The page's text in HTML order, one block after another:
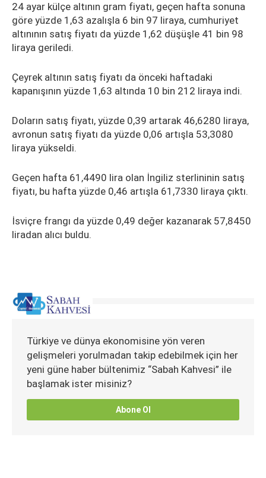
24 ayar külçe altının gram fiyatı, geçen hafta sonuna
göre yüzde 1,63 azalışla 6 bin 97 liraya, cumhuriyet
altınının satış fiyatı da yüzde 1,62 düşüşle 41 bin 98
liraya geriledi.
Çeyrek altının satış fiyatı da önceki haftadaki
kapanışının yüzde 1,63 altında 10 bin 212 liraya indi.
Doların satış fiyatı, yüzde 0,39 artarak 46,6280 liraya,
avronun satış fiyatı da yüzde 0,06 artışla 53,3080
liraya yükseldi.
Geçen hafta 61,4490 lira olan İngiliz sterlininin satış
fiyatı, bu hafta yüzde 0,46 artışla 61,7330 liraya çıktı.
İsviçre frangı da yüzde 0,49 değer kazanarak 57,8450
liradan alıcı buldu.
Türkiye ve dünya ekonomisine yön veren
gelişmeleri yorulmadan takip edebilmek için her
yeni güne haber bültenimiz “Sabah Kahvesi” ile
başlamak ister misiniz?
Abone Ol